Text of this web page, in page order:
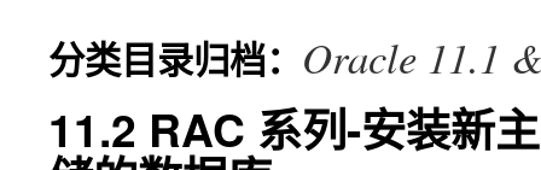
分类目录归档： Oracle 11.1
11.2 RAC 系列-安装新